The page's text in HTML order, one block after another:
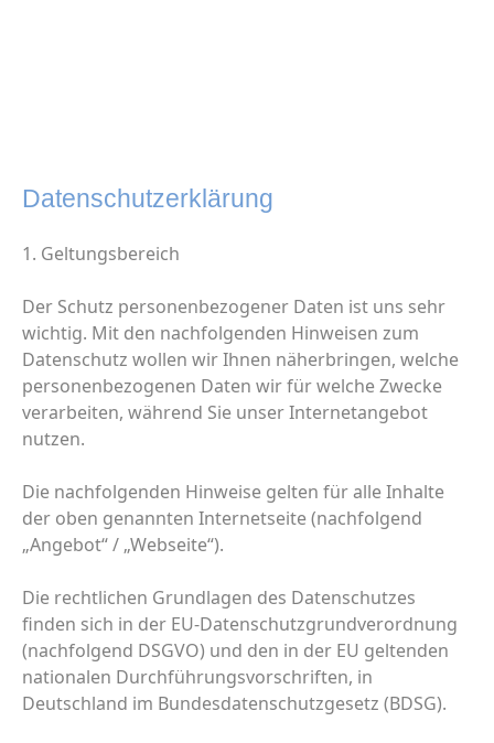
Datenschutzerklärung
1. Geltungsbereich
Der Schutz personenbezogener Daten ist uns sehr
wichtig. Mit den nachfolgenden Hinweisen zum
Datenschutz wollen wir Ihnen näherbringen, welche
personenbezogenen Daten wir für welche Zwecke
verarbeiten, während Sie unser Internetangebot
nutzen.
Die nachfolgenden Hinweise gelten für alle Inhalte
der oben genannten Internetseite (nachfolgend
„Angebot“ / „Webseite“).
Die rechtlichen Grundlagen des Datenschutzes
finden sich in der EU-Datenschutzgrundverordnung
(nachfolgend DSGVO) und den in der EU geltenden
nationalen Durchführungsvorschriften, in
Deutschland im Bundesdatenschutzgesetz (BDSG).